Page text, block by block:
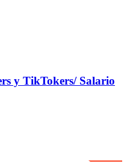
y TikTokers/ Salario